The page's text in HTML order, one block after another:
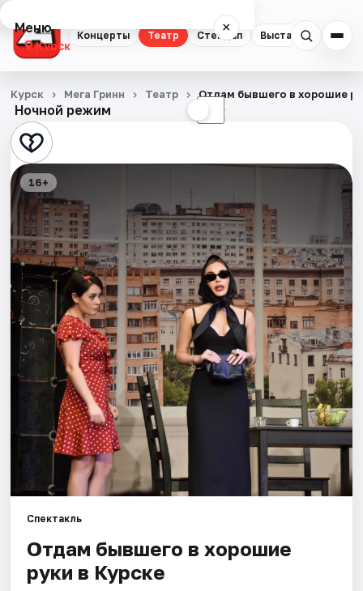
Концерты Театр Стендап Выставки
Меню ×
Курск
Концерты
Театр
Стендап
Выставки
События
Города
Площадки
Артисты
Рейтинги
Ночной режим ☾
Курск Мега Гринн Театр Отдам бывшего в хорошие
16+
Спектакль
Отдам бывшего в хорошие
руки в Курске